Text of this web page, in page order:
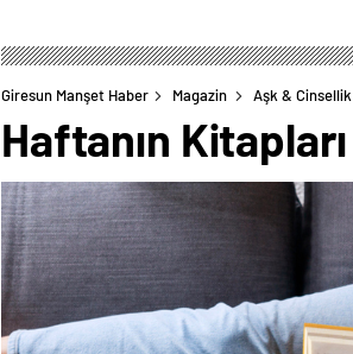
Giresun Manşet Haber Magazin Aşk & Cinsellik
Haftanın Kitapları